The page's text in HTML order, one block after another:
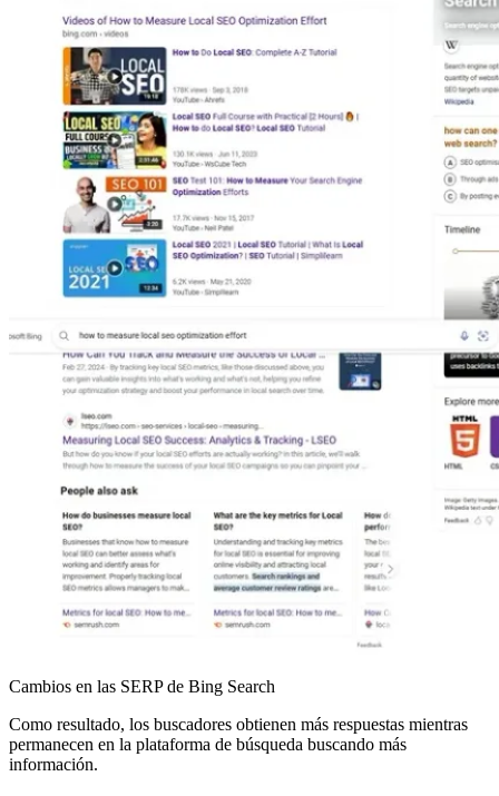
Cambios en las SERP de Bing Search
Como resultado, los buscadores obtienen más respuestas mientras
permanecen en la plataforma de búsqueda buscando más
información.